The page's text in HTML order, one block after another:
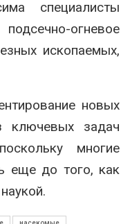
специалисты
огневое
ископаемых,
новых
ключевых задач
многие
еще до того, как